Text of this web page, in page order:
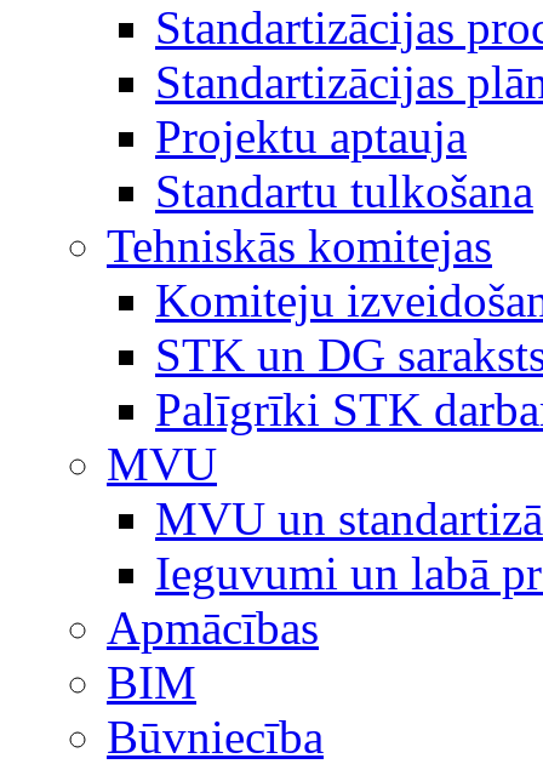
Standartizācijas
Standartizācijas
Projektu aptauja
Standartu tulkošana
Tehniskās komitejas
Komiteju
STK un DG
Palīgrīki STK
MVU
MVU un
Ieguvumi un labā
Apmācības
BIM
Būvniecība